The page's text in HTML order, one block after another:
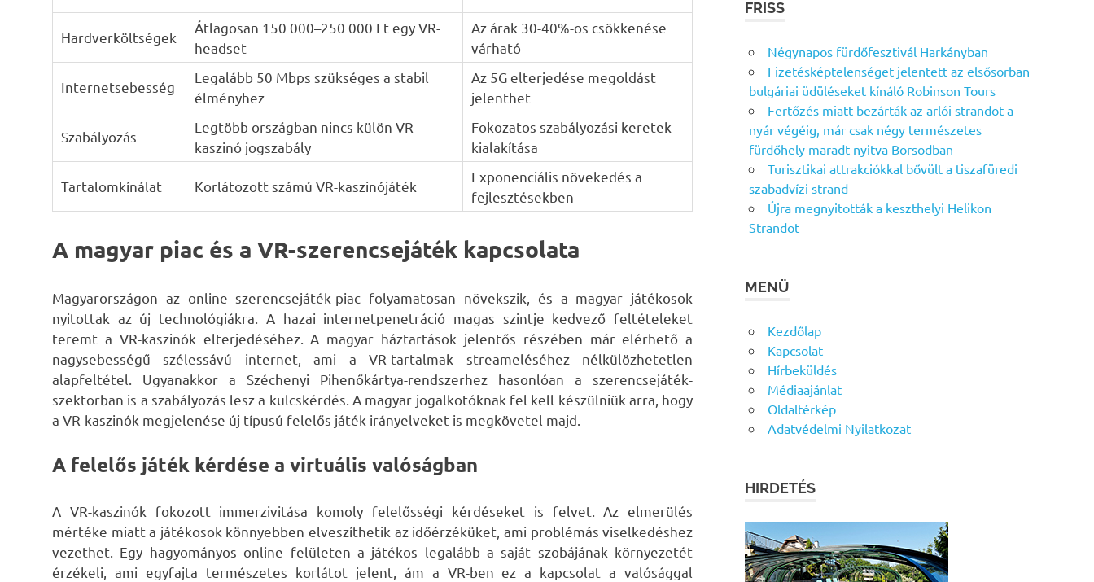
Hardverköltségek
Átlagosan 150 000–250 000 Ft egy VR-
headset
Az árak 30-40%-os csökkenése
várható
Internetsebesség
Legalább 50 Mbps szükséges a stabil
élményhez
Az 5G elterjedése megoldást
jelenthet
Szabályozás
Legtöbb országban nincs külön VR-
kaszinó jogszabály
Fokozatos szabályozási keretek
kialakítása
Tartalomkínálat Korlátozott számú VR-kaszinójáték
Exponenciális növekedés a
fejlesztésekben
A magyar piac és a VR-szerencsejáték kapcsolata
Magyarországon az online szerencsejáték-piac folyamatosan növekszik, és a magyar játékosok
nyitottak az új technológiákra. A hazai internetpenetráció magas szintje kedvező feltételeket
teremt a VR-kaszinók elterjedéséhez. A magyar háztartások jelentős részében már elérhető a
nagysebességű szélessávú internet, ami a VR-tartalmak streameléséhez nélkülözhetetlen
alapfeltétel. Ugyanakkor a Széchenyi Pihenőkártya-rendszerhez hasonlóan a szerencsejáték-
szektorban is a szabályozás lesz a kulcskérdés. A magyar jogalkotóknak fel kell készülniük arra, hogy
a VR-kaszinók megjelenése új típusú felelős játék irányelveket is megkövetel majd.
A felelős játék kérdése a virtuális valóságban
A VR-kaszinók fokozott immerzivitása komoly felelősségi kérdéseket is felvet. Az elmerülés
mértéke miatt a játékosok könnyebben elveszíthetik az időérzéküket, ami problémás viselkedéshez
vezethet. Egy hagyományos online felületen a játékos legalább a saját szobájának környezetét
érzékeli, ami egyfajta természetes korlátot jelent, ám a VR-ben ez a kapcsolat a valósággal
FRISS
Négynapos fürdőfesztivál Harkányban
Fizetésképtelenséget jelentett az elsősorban
bulgáriai üdüléseket kínáló Robinson Tours
Fertőzés miatt bezárták az arlói strandot a
nyár végéig, már csak négy természetes
fürdőhely maradt nyitva Borsodban
Turisztikai attrakciókkal bővült a tiszafüredi
szabadvízi strand
Újra megnyitották a keszthelyi Helikon
Strandot
MENÜ
Kezdőlap
Kapcsolat
Hírbeküldés
Médiaajánlat
Oldaltérkép
Adatvédelmi Nyilatkozat
HIRDETÉS